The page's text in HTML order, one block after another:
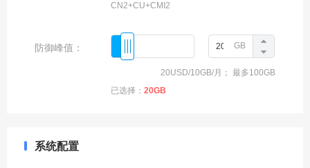
香港E3-1230V3-32G-
香港E5-2630*2-32G-
500GSSD/30MCN2
CN2+CU+CMI2
防御峰值： GB
20USD/10GB/月 ； 最多100GB
已选择： 20GB
系统配置